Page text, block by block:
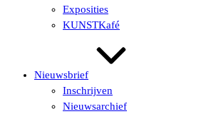
Exposities
KUNSTKafé
Nieuwsbrief
Inschrijven
Nieuwsarchief